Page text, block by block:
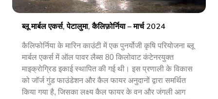
ब्लू मार्बल एकर्स, पेटालुमा, कैलिफ़ोर्निया – मार्च 2024
कैलिफोर्निया के मारिन काउंटी में एक पुनर्योजी कृषि परियोजना ब्लू
मार्बल एकर्स में ऑल पावर लैब्स 80 किलोवाट कंटेनरयुक्त
माइक्रोग्रिड इकाई स्थापित की गई थी। इस प्रणाली के विकास
को जॉर्ज गुंड फाउंडेशन और कैल फायर अनुदानों द्वारा समर्थित
किया गया है, जिसका लक्ष्य कैल फायर के वन और जंगली आग